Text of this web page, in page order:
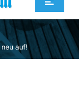
Toggle
auf!